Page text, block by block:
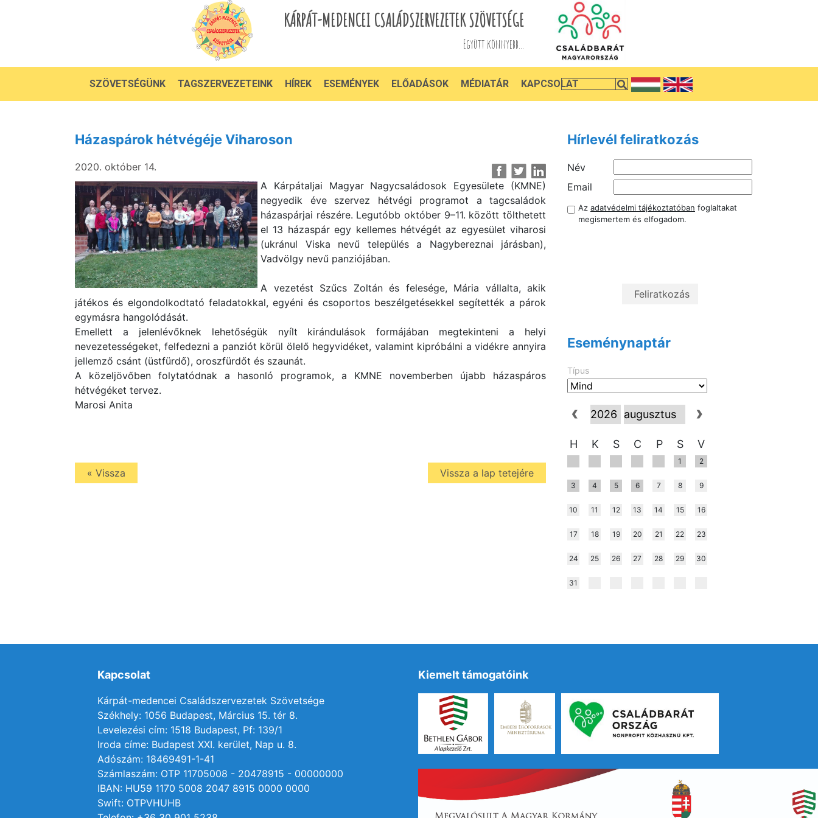
KÁRPÁT-MEDENCEI CSALÁDSZERVEZETEK SZÖVETSÉGE
Együtt könnyebb...
SZÖVETSÉGÜNK TAGSZERVEZETEINK HÍREK ESEMÉNYEK ELŐADÁSOK MÉDIATÁR KAPCSOLAT
Házaspárok hétvégéje Viharoson
2020. október 14.
A Kárpátaljai Magyar Nagycsaládosok Egyesülete (KMNE)
negyedik éve szervez hétvégi programot a tagcsaládok
házaspárjai részére. Legutóbb október 9–11. között tölthetett
el 13 házaspár egy kellemes hétvégét az egyesület viharosi
(ukránul Viska nevű település a Nagybereznai járásban),
Vadvölgy nevű panziójában.
A vezetést Szűcs Zoltán és felesége, Mária vállalta, akik
játékos és elgondolkodtató feladatokkal, egyéni és csoportos beszélgetésekkel segítették a párok
egymásra hangolódását.
Emellett a jelenlévőknek lehetőségük nyílt kirándulások formájában megtekinteni a helyi
nevezetességeket, felfedezni a panziót körül ölelő hegyvidéket, valamint kipróbálni a vidékre annyira
jellemző csánt (üstfürdő), oroszfürdőt és szaunát.
A közeljövőben folytatódnak a hasonló programok, a KMNE novemberben újabb házaspáros
hétvégéket tervez.
Marosi Anita
« Vissza Vissza a lap tetejére
Hírlevél feliratkozás
Név
Email
Az adatvédelmi tájékoztatóban foglaltakat
megismertem és elfogadom.
Eseménynaptár
Típus
H K S C P S V
1 2
3 4 5 6 7 8 9
10 11 12 13 14 15 16
17 18 19 20 21 22 23
24 25 26 27 28 29 30
31
Kapcsolat
Kárpát-medencei Családszervezetek Szövetsége
Székhely: 1056 Budapest, Március 15. tér 8.
Levelezési cím: 1518 Budapest, Pf: 139/1
Iroda címe: Budapest XXI. kerület, Nap u. 8.
Adószám: 18469491-1-41
Számlaszám: OTP 11705008 - 20478915 - 00000000
IBAN: HU59 1170 5008 2047 8915 0000 0000
Swift: OTPVHUHB
Kiemelt támogatóink